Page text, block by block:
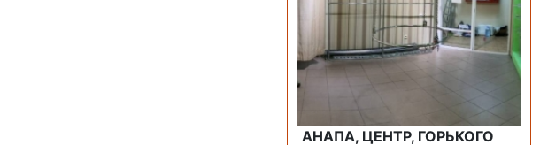
АНАПА, ЦЕНТР, ГОРЬКОГО